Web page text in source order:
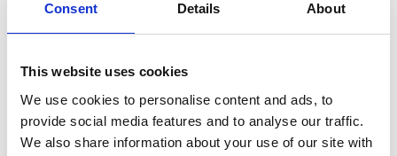
Consent Details About
This website uses cookies
We use cookies to personalise content and ads, to
provide social media features and to analyse our traffic.
We also share information about your use of our site with
Tip: Stadswandeling & bezoek aan Het
Gouverneurshuis (groepsarrangement)